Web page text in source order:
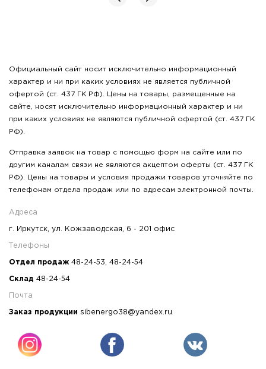
Официальный сайт носит исключительно информационный
характер и ни при каких условиях не является публичной
офертой (ст. 437 ГК РФ). Цены на товары, размещенные на
сайте, носят исключительно информационный характер и ни
при каких условиях не являются публичной офертой (ст. 437 ГК
РФ).
Отправка заявок на товар с помощью форм на сайте или по
другим каналам связи не являются акцептом оферты (ст. 437 ГК
РФ). Цены на товары и условия продажи товаров уточняйте по
телефонам отдела продаж или по адресам электронной почты.
Адреса
г. Иркутск, ул. Кожзаводская, 6 - 201 офис
Телефоны
Отдел продаж 48-24-53 48-24-54
Склад 48-24-54
Почта
Заказ продукции sibenergo38@yandex.ru